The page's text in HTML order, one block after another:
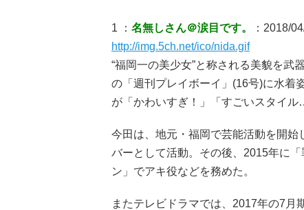
1 ： 名無しさん＠涙目です。 ：2018/
http://img.5ch.net/ico/nida.gif
“福岡一の美少女”と称される美貌を武
の「週刊プレイボーイ」(16号)に水着
が「かわいすぎ！」「すごいスタイ
今田は、地元・福岡で芸能活動を開
バーとして活動。その後、2015年に
ン」でアキ役などを務めた。
またテレビドラマでは、2017年の7月